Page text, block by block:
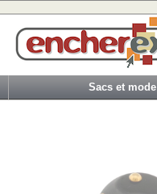
Sacs et mode